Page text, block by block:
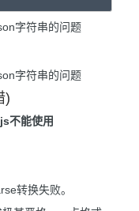
)
不能使用
转换失败。